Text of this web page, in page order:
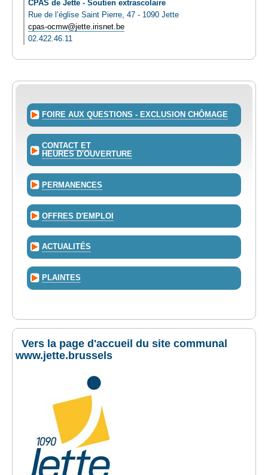
CPAS de Jette - Soutien extrascolaire
Rue de l’église Saint Pierre, 47 - 1090 Jette
cpas-ocmw@jette.irisnet.be
02.422.46.11
FOIRE AUX QUESTIONS - EXCLUSION CHÔMAGE
CONTACT ET
HEURES D'OUVERTURE
PERMANENCES
OFFRES D'EMPLOI
ACTUALITÉS
PLAINTES
Vers la page d'accueil du site communal
www.jette.brussels